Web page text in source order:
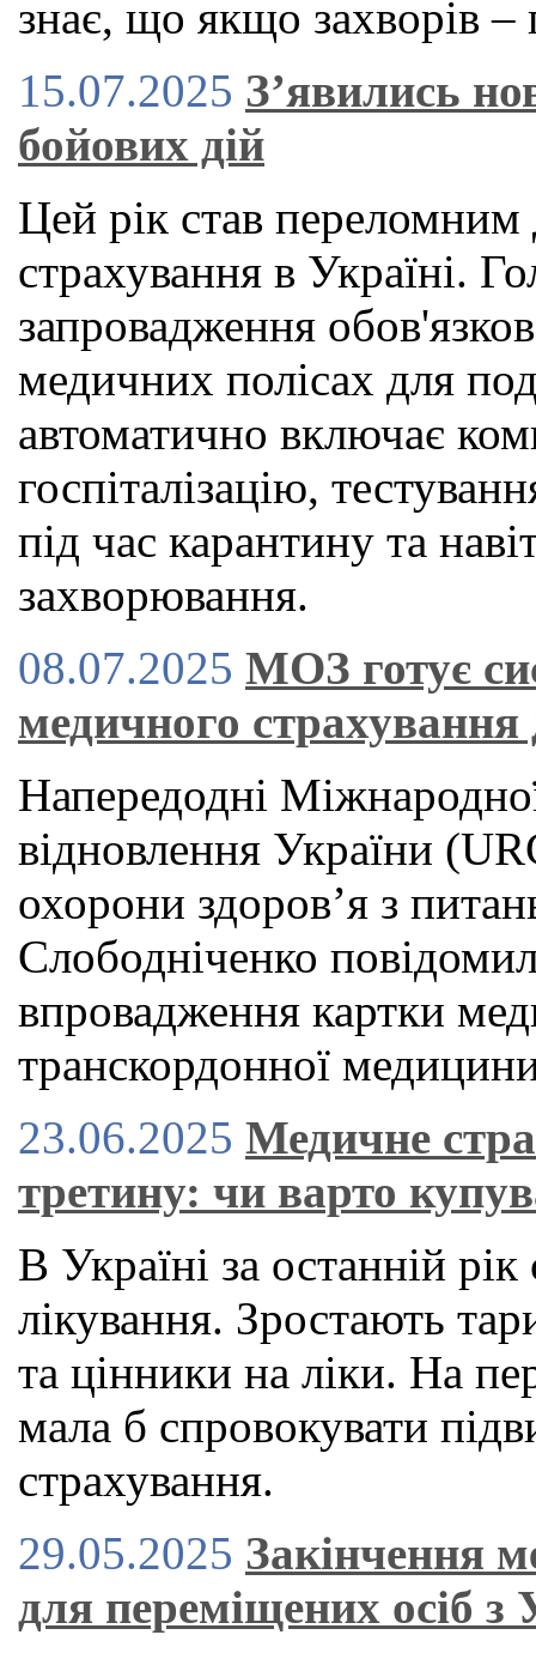
знає, що якщо захворів –
15.07.2025 З’явились
бойових дій
Цей рік став переломним
страхування в Україні.
запровадження
медичних полісах для
автоматично включає
госпіталізацію,
під час карантину та
захворювання.
08.07.2025 МОЗ готує
медичного
Напередодні
відновлення України
охорони здоров’я з
Слободніченко
впровадження картки
транскордонної
23.06.2025 Медичне
третину: чи варто
В Україні за останній
лікування. Зростають
та цінники на ліки. На
мала б спровокувати
страхування.
29.05.2025 Закінчення
для переміщених осіб з